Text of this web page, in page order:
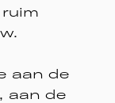
aan de
aan de